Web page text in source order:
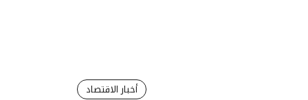
أخبار الاقتصاد